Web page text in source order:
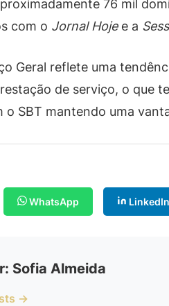
76 mil
com o Jornal Hojee a
Geral reflete uma
de serviço, o que
o SBT mantendo uma
WhatsApp LinkedIn
Sofia Almeida
→